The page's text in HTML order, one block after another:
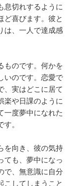
息切れするように
ど喜びます。彼と
は、一人で達成感
ものです。何かを
いのです。恋愛で
、実はどこに居て
楽や日課のように
一度夢中になれた
。
を向き、彼の気持
ても、夢中になっ
で、無意識に自分
こしてしまうこと